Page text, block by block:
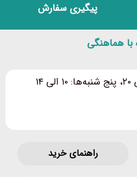
پیگیری سفارش
هماهنگی
راهنمای خرید